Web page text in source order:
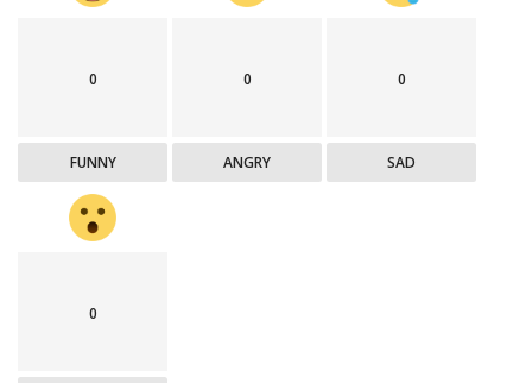
0
FUNNY
0
ANGRY
0
SAD
0